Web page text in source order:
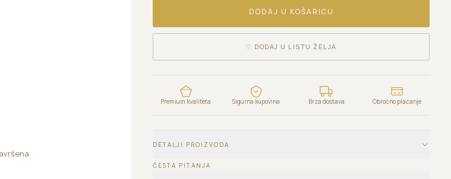
DODAJ U KOŠARICU
♡ DODAJ U LISTU ŽELJA
Premium kvaliteta Sigurna kupovina Brza dostava Obročno plaćanje
DETALJI PROIZVODA
ČESTA PITANJA